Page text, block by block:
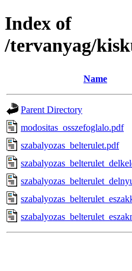
Index of
/tervanyag/
Name
Parent Directory
modositas_osszefoglalo.pdf
szabalyozas_belterulet.pdf